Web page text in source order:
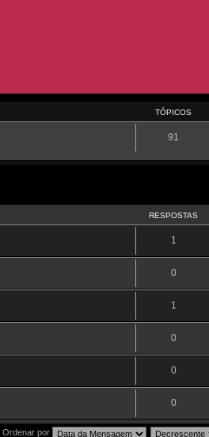
TÓPICOS
91
RESPOSTAS
1
0
1
0
0
0
Ordenar por